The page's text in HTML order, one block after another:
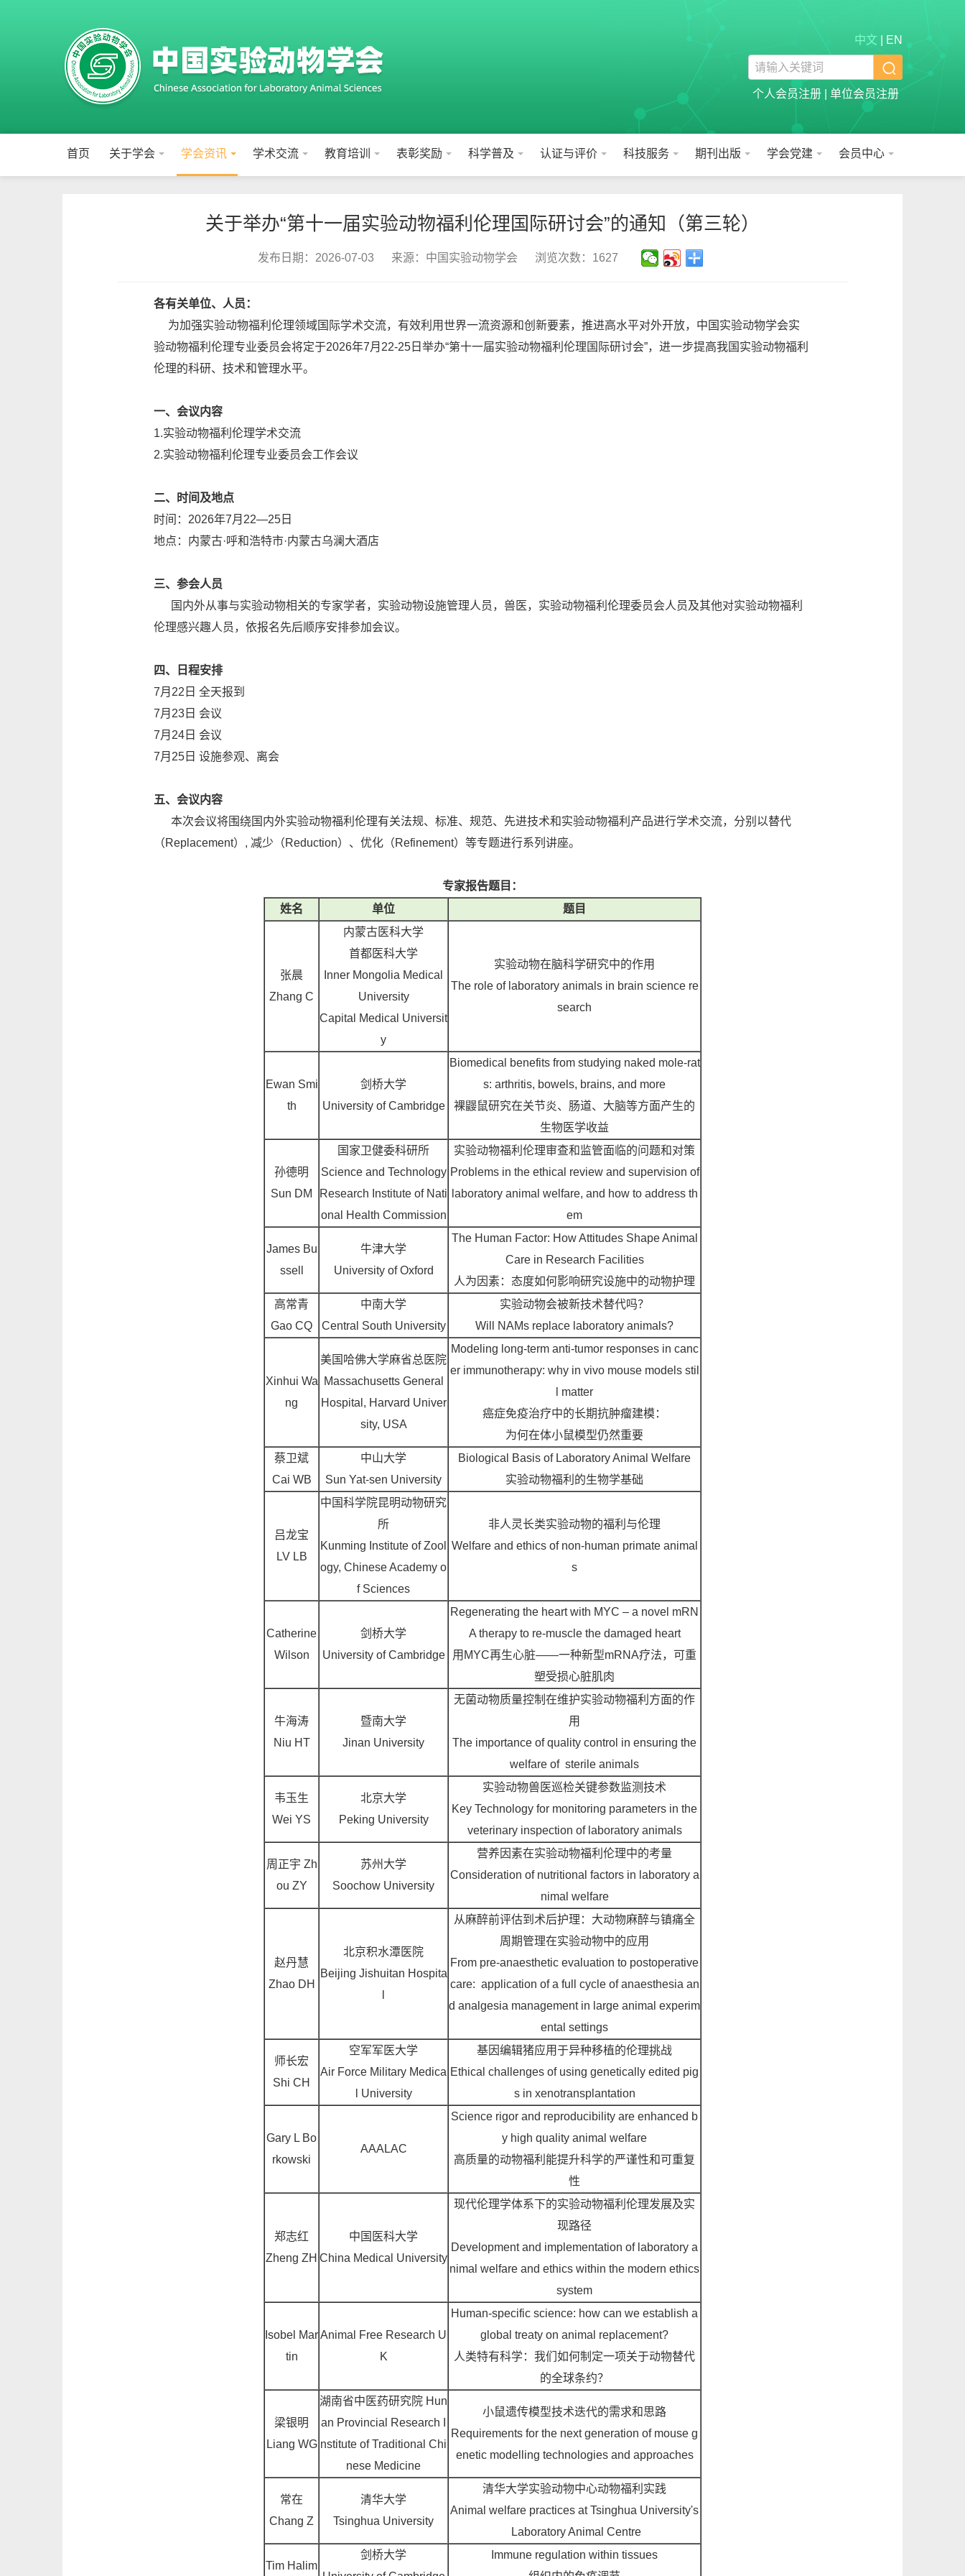
中文 EN

个人会员注册| 单位会员注册
首页 关于学会 学会资讯 学术交流 教育培训 表彰奖励 科学普及 认证与评价 科技服务 期刊出版 学会党建 会员中心
关于举办“第十一届实验动物福利伦理国际研讨会”的通知（第三轮）
发布日期：2026-07-03 来源：中国实验动物学会 浏览次数：1627
各有关单位、人员：
为加强实验动物福利伦理领域国际学术交流，有效利用世界一流资源和创新要素，推进高水平对外开放，中国实验动物学会实
验动物福利伦理专业委员会将定于2026年7月22-25日举办“第十一届实验动物福利伦理国际研讨会”，进一步提高我国实验动物福利
伦理的科研、技术和管理水平。
一、会议内容
1.实验动物福利伦理学术交流
2.实验动物福利伦理专业委员会工作会议
二、时间及地点
时间：2026年7月22—25日
地点：内蒙古·呼和浩特市·内蒙古乌澜大酒店
三、参会人员
国内外从事与实验动物相关的专家学者，实验动物设施管理人员，兽医，实验动物福利伦理委员会人员及其他对实验动物福利
伦理感兴趣人员，依报名先后顺序安排参加会议。
四、日程安排
7月22日 全天报到
7月23日 会议
7月24日 会议
7月25日 设施参观、离会
五、会议内容
本次会议将围绕国内外实验动物福利伦理有关法规、标准、规范、先进技术和实验动物福利产品进行学术交流，分别以替代
（Replacement）, 减少（Reduction）、优化（Refinement）等专题进行系列讲座。
专家报告题目：
姓名
单位 题目
张晨
Zhang C
内蒙古医科大学
首都医科大学
Inner Mongolia Medical
University
Capital Medical Universit
y
实验动物在脑科学研究中的作用
The role of laboratory animals in brain science re
search
Ewan Smi
th
剑桥大学
University of Cambridge
Biomedical benefits from studying naked mole-rat
s: arthritis, bowels, brains, and more
裸鼹鼠研究在关节炎、肠道、大脑等方面产生的
生物医学收益
孙德明
Sun DM
国家卫健委科研所
Science and Technology
Research Institute of Nati
onal Health Commission
实验动物福利伦理审查和监管面临的问题和对策
Problems in the ethical review and supervision of
laboratory animal welfare, and how to address th
em
James Bu
ssell
牛津大学
University of Oxford
The Human Factor: How Attitudes Shape Animal
Care in Research Facilities
人为因素：态度如何影响研究设施中的动物护理
高常青
Gao CQ
中南大学
Central South University
实验动物会被新技术替代吗？
Will NAMs replace laboratory animals?
Xinhui Wa
ng
美国哈佛大学麻省总医院
Massachusetts General
Hospital, Harvard Univer
sity, USA
Modeling long-term anti-tumor responses in canc
er immunotherapy: why in vivo mouse models stil
l matter
癌症免疫治疗中的长期抗肿瘤建模：
为何在体小鼠模型仍然重要
蔡卫斌
Cai WB
中山大学
Sun Yat-sen University
Biological Basis of Laboratory Animal Welfare
实验动物福利的生物学基础
吕龙宝
LV LB
中国科学院昆明动物研究
所
Kunming Institute of Zool
ogy, Chinese Academy o
f Sciences
非人灵长类实验动物的福利与伦理
Welfare and ethics of non-human primate animal
s
Catherine
Wilson
剑桥大学
University of Cambridge
Regenerating the heart with MYC – a novel mRN
A therapy to re-muscle the damaged heart
用 MYC再生心脏——一种新型mRNA疗法，可重
塑受损心脏肌肉
牛海涛
Niu HT
暨南大学
Jinan University
无菌动物质量控制在维护实验动物福利方面的作
用
The importance of quality control in ensuring the
welfare of sterile animals
韦玉生
Wei YS
北京大学
Peking University
实验动物兽医巡检关键参数监测技术
Key Technology for monitoring parameters in the
veterinary inspection of laboratory animals
周正宇 Zh
ou ZY
苏州大学
Soochow University
营养因素在实验动物福利伦理中的考量
Consideration of nutritional factors in laboratory a
nimal welfare
赵丹慧
Zhao DH
北京积水潭医院
Beijing Jishuitan Hospita
从麻醉前评估到术后护理：大动物麻醉与镇痛全
周期管理在实验动物中的应用
From pre-anaesthetic evaluation to postoperative
care: application of a full cycle of anaesthesia an
d analgesia management in large animal experim
ental settings
师长宏
Shi CH
空军军医大学
Air Force Military Medica
l University
基因编辑猪应用于异种移植的伦理挑战
Ethical challenges of using genetically edited pig
s in xenotransplantation
Gary L Bo
rkowski
AAALAC
Science rigor and reproducibility are enhanced b
y high quality animal welfare
高质量的动物福利能提升科学的严谨性和可重复
性
郑志红
Zheng ZH
中国医科大学
China Medical University
现代伦理学体系下的实验动物福利伦理发展及实
现路径
Development and implementation of laboratory a
nimal welfare and ethics within the modern ethics
system
Isobel Mar
tin
Animal Free Research U
K
Human-specific science: how can we establish a
global treaty on animal replacement?
人类特有科学：我们如何制定一项关于动物替代
的全球条约？
梁银明
Liang WG
湖南省中医药研究院 Hun
an Provincial Research I
nstitute of Traditional Chi
nese Medicine
小鼠遗传模型技术迭代的需求和思路
Requirements for the next generation of mouse g
enetic modelling technologies and approaches
常在
Chang Z
清华大学
Tsinghua University
清华大学实验动物中心动物福利实践
Animal welfare practices at Tsinghua University's
Laboratory Animal Centre
Tim Halim
剑桥大学
Immune regulation within tissues